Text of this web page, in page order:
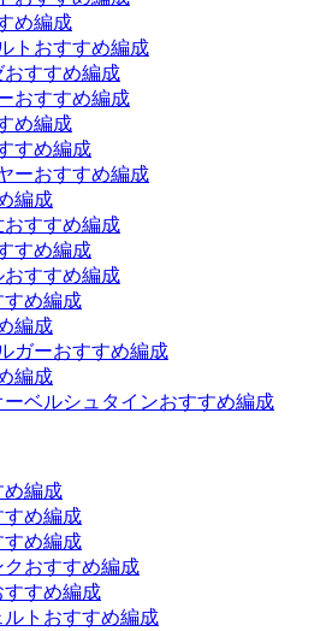
め編成
トおすすめ編成
おすすめ編成
おすすめ編成
め編成
すめ編成
ーおすすめ編成
編成
すすめ編成
すめ編成
すすめ編成
すめ編成
編成
ガーおすすめ編成
編成
ベルシュタインおすすめ編成
め編成
すめ編成
すめ編成
おすすめ編成
すめ編成
トおすすめ編成